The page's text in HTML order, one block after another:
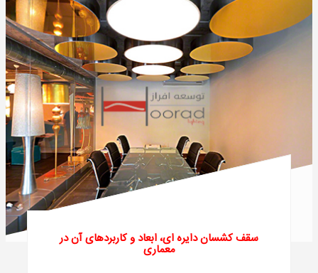
سقف کشسان دایره ای، ابعاد و کاربردهای آن در
معماری